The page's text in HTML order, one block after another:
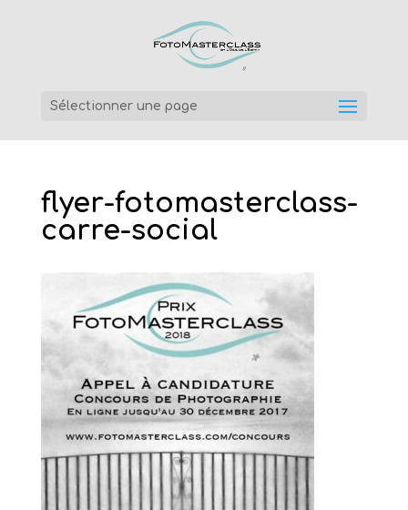
Sélectionner une page
flyer-fotomasterclass-
carre-social